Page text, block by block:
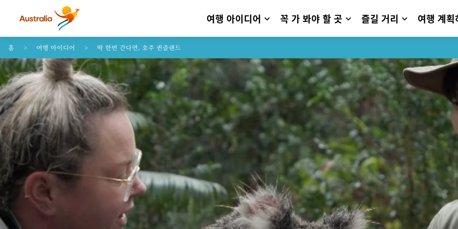
콘텐트로 건너뛰기
꼬리말 내비게이션으로 건너뛰기
여행 아이디어 꼭 가 봐야 할 곳 즐길 거리 여행 계획
홈 여행 아이디어 딱 한번 간다면, 호주 퀸즐랜드